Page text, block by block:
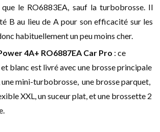
que le RO6883EA, sauf la turbobrosse. Il
B au lieu de A pour son efficacité sur les
habituellement un peu moins cher.
4A+ RO6887EA Car Pro : ce
blanc est livré avec une brosse principale
une mini-turbobrosse, une brosse parquet,
XXL, un suceur plat, et une brossette 2